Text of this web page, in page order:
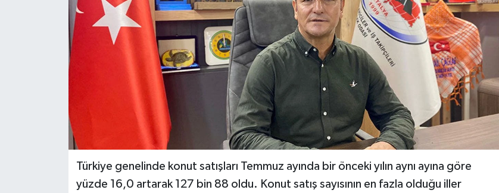
Türkiye genelinde konut satışları Temmuz ayında bir önceki yılın aynı ayına göre
yüzde 16,0 artarak 127 bin 88 oldu. Konut satış sayısının en fazla olduğu iller
Kültür Sanat
Magazin
Öğle Bülteni
Sosyal medya